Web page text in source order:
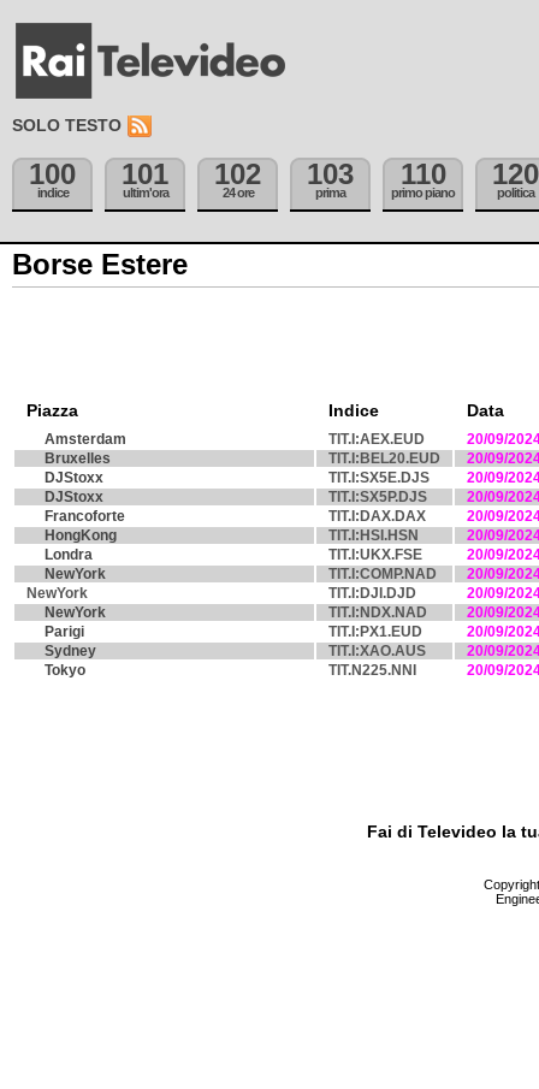
SOLO TESTO
100
indice
101
ultim'ora
102
24 ore
103
prima
110
primo piano
120
politica
Borse Estere
Piazza Indice Data
Amsterdam TIT.I:AEX.EUD
20/09/
Bruxelles
TIT.I:BEL20.EUD
20/09/
DJStoxx
TIT.I:SX5E.DJS
20/09/
DJStoxx
TIT.I:SX5P.DJS
20/09/
Francoforte
TIT.I:DAX.DAX
20/09/
HongKong
TIT.I:HSI.HSN
20/09/
Londra
TIT.I:UKX.FSE
20/09/
NewYork
TIT.I:COMP.NAD
20/09/
NewYork
TIT.I:DJI.DJD
20/09/
NewYork
TIT.I:NDX.NAD
20/09/
Parigi
TIT.I:PX1.EUD
20/09/
Sydney
TIT.I:XAO.AUS
20/09/
Tokyo
TIT.N225.NNI 20/09/
Fai di Televideo la